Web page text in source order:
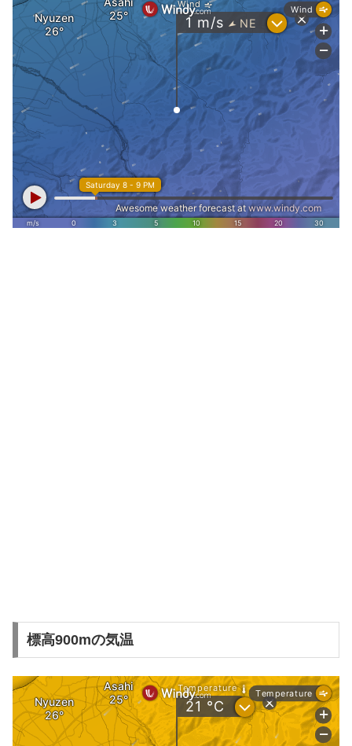
標高900mの気温